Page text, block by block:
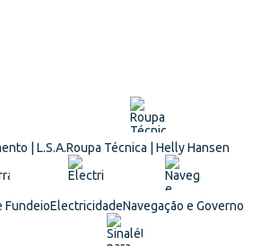
| L.S.A.Roupa Técnica | Helly Hansen
FundeioElectricidadeNavegação e Governo